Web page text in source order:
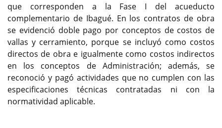
que corresponden a la Fase I del acueducto
complementario de Ibagué. En los contratos de obra
se evidenció doble pago por conceptos de costos de
vallas y cerramiento, porque se incluyó como costos
directos de obra e igualmente como costos indirectos
en los conceptos de Administración; además, se
reconoció y pagó actividades que no cumplen con las
especificaciones técnicas contratadas ni con la
normatividad aplicable.